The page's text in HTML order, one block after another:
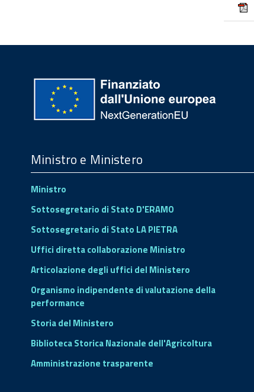
Footer
Ministro e Ministero
Ministro
Sottosegretario di Stato D'ERAMO
Sottosegretario di Stato LA PIETRA
Uffici diretta collaborazione Ministro
Articolazione degli uffici del Ministero
Organismo indipendente di valutazione della
performance
Storia del Ministero
Biblioteca Storica Nazionale dell'Agricoltura
Amministrazione trasparente